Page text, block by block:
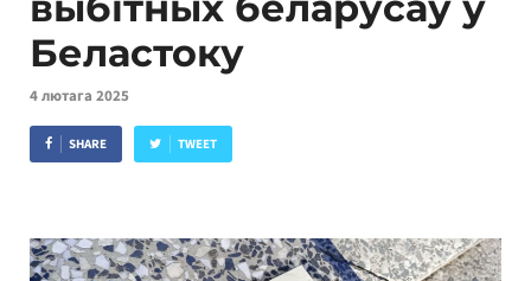
Беластоку
4 лютага 2025
SHARE TWEET